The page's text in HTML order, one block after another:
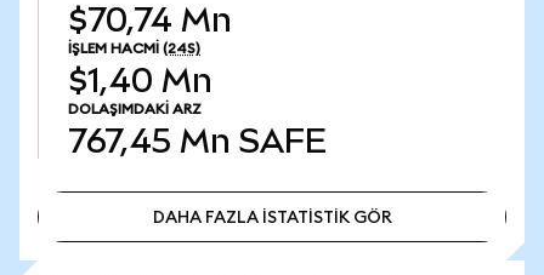
$70,74 Mn
İŞLEM HACMI (24S)
$1,40 Mn
DOLAŞIMDAKI ARZ
767,45 Mn SAFE
DAHA FAZLA İSTATİSTİK GÖR